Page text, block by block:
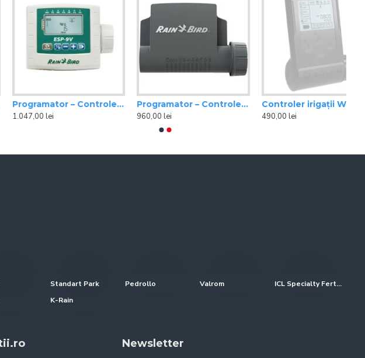
Programator – Controler ESP, 6 zone, 9 V Rain Bird
lei
Programator – Controler cu baterii, ESPBAT-BT, bluetooth, 4 zone, Rain Bird
960,00 lei
Controler irigații WooBee, programabil prin Bluetooth cu ecran LCD, 1 zona, 9 V
490,00 lei
Standart Park Pedrollo Valrom
ICL Specialty Fertilizers (Everris-Scotts)
K-Rain
Newsletter